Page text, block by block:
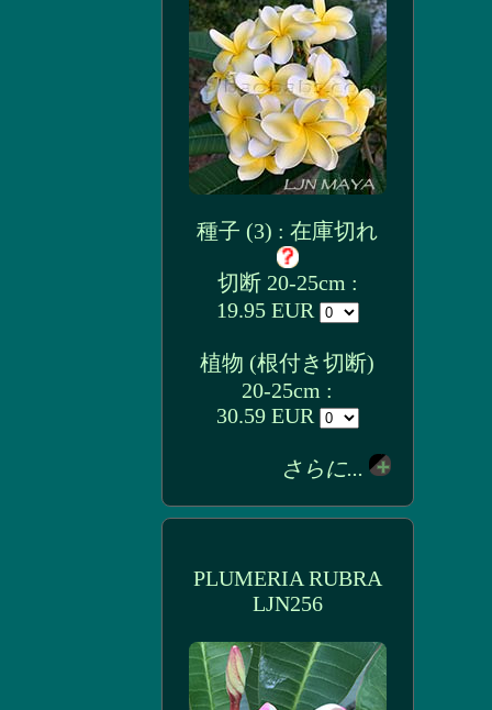
種子 (3) : 在庫切れ
切断 20-25cm :
19.95 EUR
植物 (根付き切断)
20-25cm :
30.59 EUR
さらに...
PLUMERIA RUBRA
LJN256